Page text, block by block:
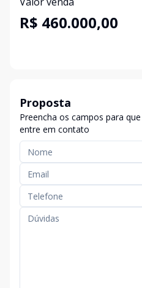
R$ 460.000,00
Proposta
Preencha os campos para
entre em contato